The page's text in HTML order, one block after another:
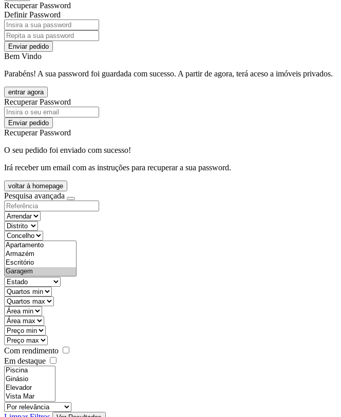
Recuperar Password
Definir Password
Enviar pedido
Bem Vindo
Parabéns! A sua password foi guardada com sucesso. A partir de agora, terá aceso a imóveis privados.
entrar agora
Recuperar Password
Enviar pedido
Recuperar Password
O seu pedido foi enviado com sucesso!
Irá receber um email com as instruções para recuperar a sua password.
voltar à homepage
Pesquisa avançada
objective
districtId
countyId
types
state
mintypo
maxtypo
minarea
maxarea
minprice
maxprice
Com rendimento
Em destaque
features
realestateOrder